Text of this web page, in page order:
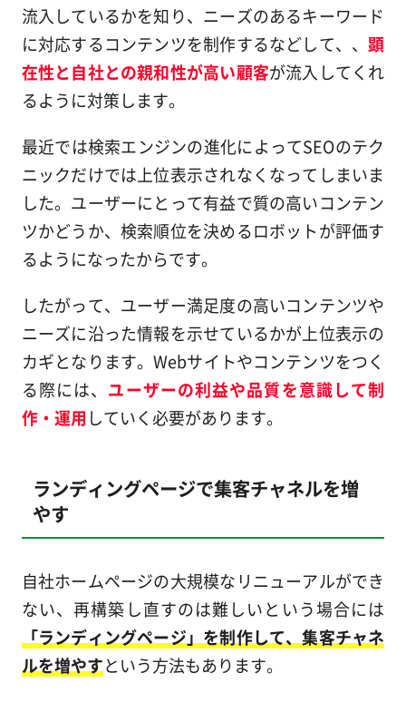
流入しているかを知り、ニーズのあるキーワード
に対応するコンテンツを制作するなどして、、顕
在性と自社との親和性が高い顧客が流入してくれ
るように対策します。
最近では検索エンジンの進化によってSEOのテク
ニックだけでは上位表示されなくなってしまいま
した。ユーザーにとって有益で質の高いコンテン
ツかどうか、検索順位を決めるロボットが評価す
るようになったからです。
したがって、ユーザー満足度の高いコンテンツや
ニーズに沿った情報を示せているかが上位表示の
カギとなります。Webサイトやコンテンツをつく
る際には、 ユーザーの利益や品質を意識して制
作・運用 していく必要があります。
ランディングページで集客チャネルを増
やす
自社ホームページの大規模なリニューアルができ
ない、再構築し直すのは難しいという場合には
「ランディングページ」を制作して、集客チャネ
ルを増やすという方法もあります。